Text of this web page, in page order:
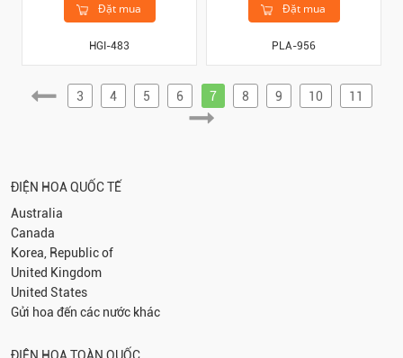
Đặt mua
HGI-483
Đặt mua
PLA-956
3 4 5 6 7 8 9 10 11
ĐIỆN HOA QUỐC TẾ
Australia
Canada
Korea, Republic of
United Kingdom
United States
Gửi hoa đến các nước khác